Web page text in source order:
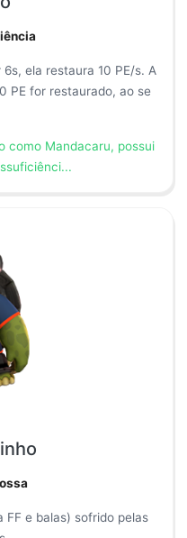
ela restaura 10 PE/s. A
PE for restaurado, ao se
como Mandacaru, possui
FF e balas) sofrido pelas